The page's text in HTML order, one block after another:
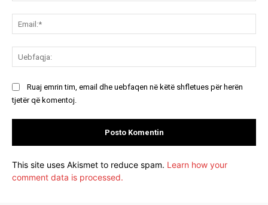
Ruaj emrin tim, email dhe uebfaqen në këtë shfletues për herën
tjetër që komentoj.
This site uses Akismet to reduce spam. Learn how your
comment data is processed.